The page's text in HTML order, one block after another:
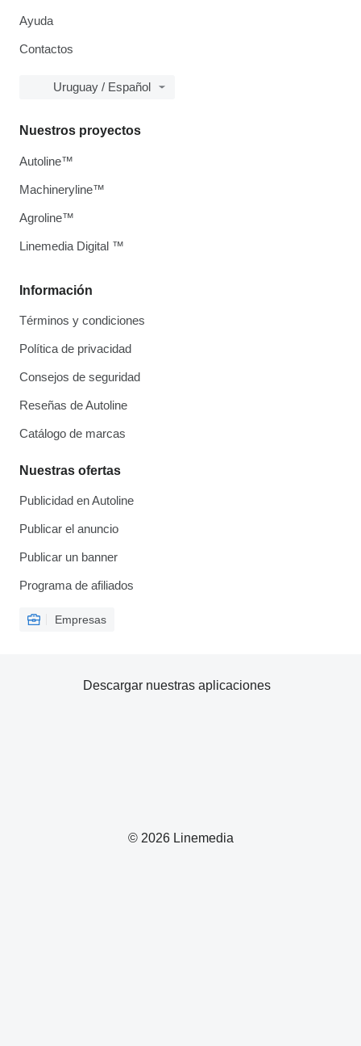
Ayuda
Contactos
Uruguay / Español
Información
Términos y condiciones
Política de privacidad
Consejos de seguridad
Reseñas de Autoline
Catálogo de marcas
Nuestras ofertas
Publicidad en Autoline
Publicar el anuncio
Publicar un banner
Programa de afiliados
Empresas
Nuestros proyectos
Autoline™
Machineryline™
Agroline™
Linemedia Digital ™
© 2026 Linemedia
Descargar nuestras aplicaciones